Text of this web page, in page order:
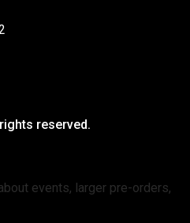
reserved.
events, larger pre-orders,